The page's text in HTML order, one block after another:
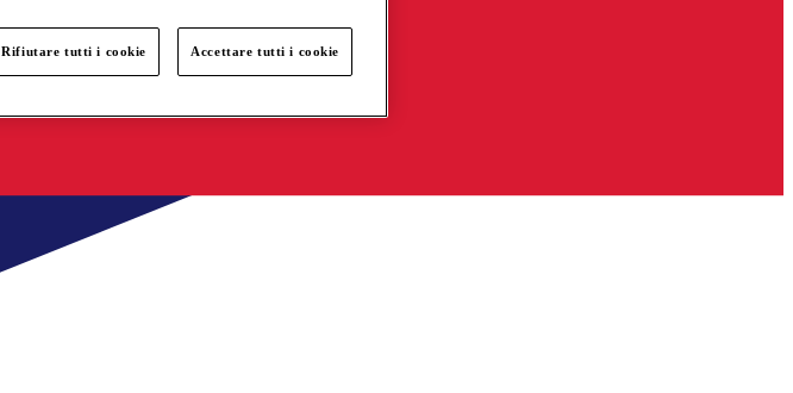
Rifiutare tutti i cookie Accettare tutti i cookie